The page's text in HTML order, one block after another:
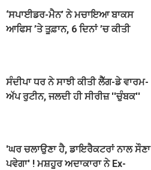
‘ਸਪਾਈਡਰ-ਮੈਨ’ ਨੇ ਮਚਾਇਆ ਬਾਕਸ
ਆਫਿਸ ’ਤੇ ਤੂਫ਼ਾਨ, 6 ਦਿਨਾਂ ’ਚ ਕੀਤੀ
ਸੰਦੀਪਾ ਧਰ ਨੇ ਸਾਝੀ ਕੀਤੀ ਲੈੱਗ-ਡੇ ਵਾਰਮ-
ਅੱਪ ਰੁਟੀਨ, ਜਲਦੀ ਹੀ ਸੀਰੀਜ਼ ''ਚੁੰਬਕ''
'ਘਰ ਚਲਾਉਣਾ ਹੈ, ਡਾਇਰੈਕਟਰਾਂ ਨਾਲ ਸੌਣਾ
ਪਵੇਗਾ' ! ਮਸ਼ਹੂਰ ਅਦਾਕਾਰਾ ਨੇ Ex-